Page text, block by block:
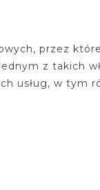
przez
z takich
usług, w tym